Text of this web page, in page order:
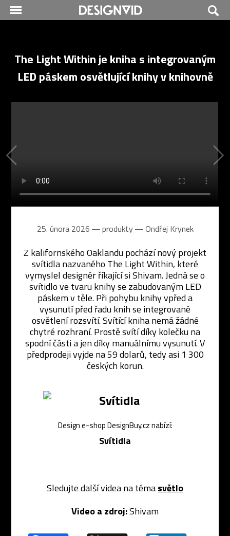
The Light Within je kniha s integrovaným
LED páskem osvětlující knihy v knihovně
25. února 2026 ― produkty ―Ondřej Krynek
Z kalifornského Oaklandu pochází nový projekt
svítidla nazvaného The Light Within, které
vymyslel designér říkající si Shivam. Jedná se o
svítidlo ve tvaru knihy se zabudovaným LED
páskem v těle. Při pohybu knihy vpřed a
vysunutí před řadu knih se integrované
osvětlení rozsvítí. Svítící kniha nemá žádné
chytré rozhraní. Prostě svítí díky kolečku na
spodní části a jen díky manuálnímu vysunutí. V
předprodeji vyjde na 59 dolarů, tedy asi 1 300
českých korun.
Design e-shop DesignBuy.cz nabízí:
Svítidla
Sledujte další videa na témasvětlo
Video a zdroj:Shivam